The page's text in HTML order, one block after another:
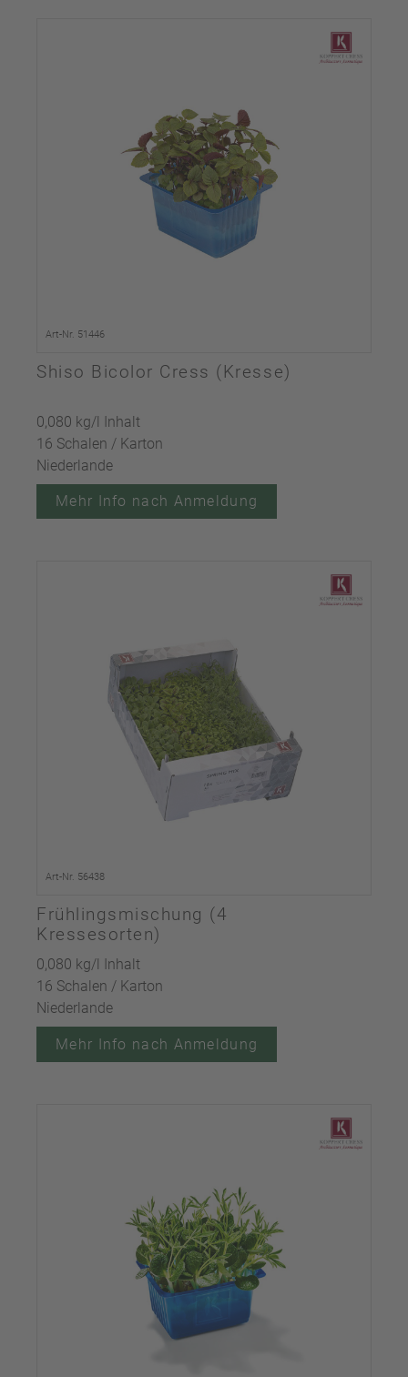
Art-Nr. 51446
Shiso Bicolor Cress (Kresse)
0,080 kg/l Inhalt
16 Schalen / Karton
Niederlande
Mehr Info nach Anmeldung
Art-Nr. 56438
Frühlingsmischung (4
Kressesorten)
0,080 kg/l Inhalt
16 Schalen / Karton
Niederlande
Mehr Info nach Anmeldung